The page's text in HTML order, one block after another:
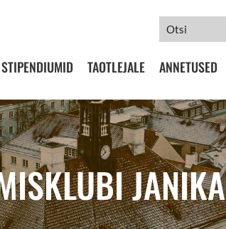
TAOTLEJALE ANNETUSED
JANIKA